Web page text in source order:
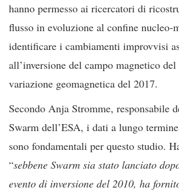
hanno permesso ai ricercatori di
flusso in evoluzione al confine nucleo-
identificare i cambiamenti improvvisi
all’inversione del campo magnetico
variazione geomagnetica del 2017.
Secondo Anja Stromme, responsabile
Swarm dell’ESA, i dati a lungo
sono fondamentali per questo studio.
“sebbene Swarm sia stato lanciato
evento di inversione del 2010, ha